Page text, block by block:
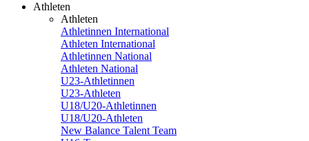
Athleten
Athleten
Athletinnen International
Athleten International
Athletinnen National
Athleten National
U23-Athletinnen
U23-Athleten
U18/U20-Athletinnen
U18/U20-Athleten
New Balance Talent Team